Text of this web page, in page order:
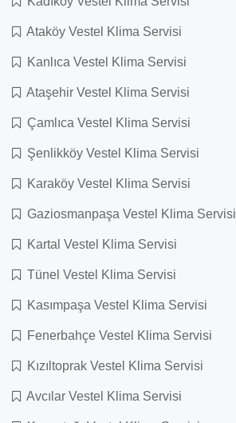
Ataköy Vestel Klima Servisi
Kanlıca Vestel Klima Servisi
Ataşehir Vestel Klima Servisi
Çamlıca Vestel Klima Servisi
Şenlikköy Vestel Klima Servisi
Karaköy Vestel Klima Servisi
Gaziosmanpaşa Vestel Klima Servisi
Kartal Vestel Klima Servisi
Tünel Vestel Klima Servisi
Kasımpaşa Vestel Klima Servisi
Fenerbahçe Vestel Klima Servisi
Kızıltoprak Vestel Klima Servisi
Avcılar Vestel Klima Servisi